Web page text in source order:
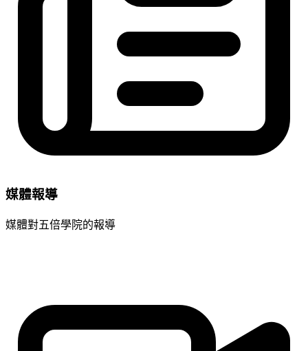
媒體報導
媒體對五倍學院的報導